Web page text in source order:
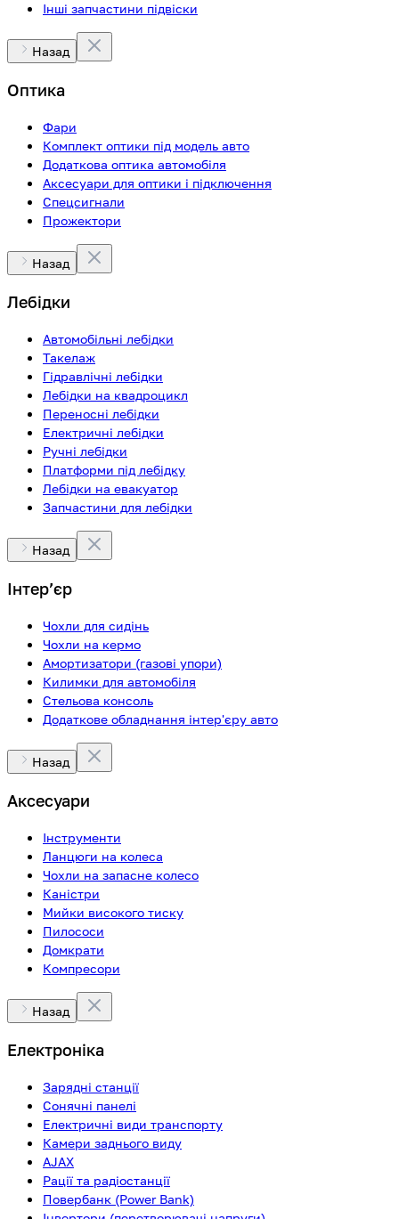
Інші запчастини підвіски
Назад
Оптика
Фари
Комплект оптики під модель авто
Додаткова оптика автомобіля
Аксесуари для оптики і підключення
Спецсигнали
Прожектори
Назад
Лебідки
Автомобільні лебідки
Такелаж
Гідравлічні лебідки
Лебідки на квадроцикл
Переносні лебідки
Електричні лебідки
Ручні лебідки
Платформи під лебідку
Лебідки на евакуатор
Запчастини для лебідки
Назад
Інтерʼєр
Чохли для сидінь
Чохли на кермо
Амортизатори (газові упори)
Килимки для автомобіля
Стельова консоль
Додаткове обладнання інтер'єру авто
Назад
Аксесуари
Інструменти
Ланцюги на колеса
Чохли на запасне колесо
Каністри
Мийки високого тиску
Пилососи
Домкрати
Компресори
Назад
Електроніка
Зарядні станції
Сонячні панелі
Електричні види транспорту
Камери заднього виду
AJAX
Рації та радіостанції
Повербанк (Power Bank)